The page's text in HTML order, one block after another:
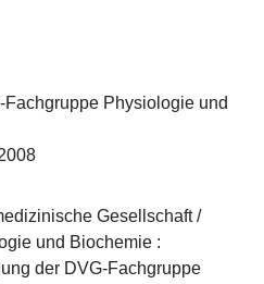
Fachgruppe Physiologie und
Gesellschaft /
und Biochemie :
der DVG-Fachgruppe